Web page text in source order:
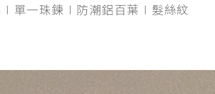
單一珠鍊∣防潮鋁百葉∣髮絲紋